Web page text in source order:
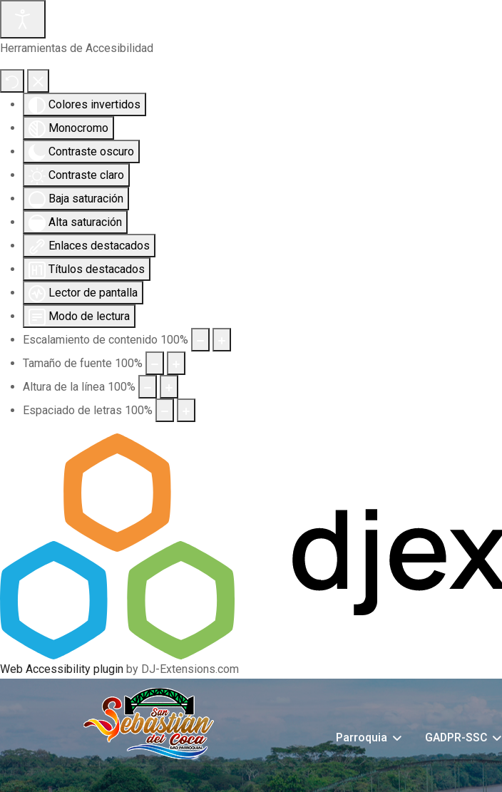
Herramientas de Accesibilidad
Colores invertidos
Monocromo
Contraste oscuro
Contraste claro
Baja saturación
Alta saturación
Enlaces destacados
Títulos destacados
Lector de pantalla
Modo de lectura
Escalamiento de contenido 100%
Tamaño de fuente 100%
Altura de la línea 100%
Espaciado de letras 100%
Web Accessibility plugin by DJ-Extensions.com
Parroquia GADPR-SSC